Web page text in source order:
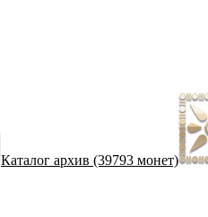
Каталог архив (39793 монет)